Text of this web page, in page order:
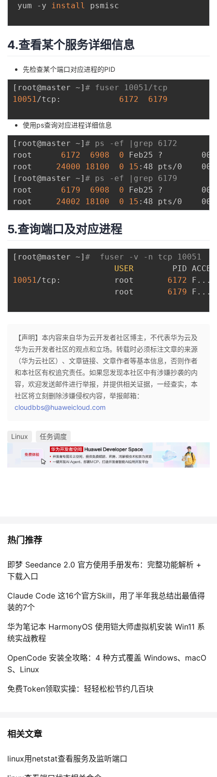
yum -y install psmisc
4.查看某个服务详细信息
先检查某个端口对应进程的PID
[ root@master ~] # fuser 10051/tcp
10051/tcp: 6172 6179
使用ps查询对应进程详细信息
[ root@master ~] # ps -ef |grep 6172
root 6172 6908 0 Feb25 ?
root 24000 18100 0 15 :48 pts/0
[ root@master ~] # ps -ef |grep 6179
root 6179 6908 0 Feb25 ?
root 24002 18100 0 15 :48 pts/0
5.查询端口及对应进程
[ root@master ~] #  fuser -v -n tcp 10051
USER
10051/tcp:           root 6172 F .. ..
                     root
6179 F .. ..
【声明】本内容来自华为云开发者社区博主，不代表华为云及
华为云开发者社区的观点和立场。转载时必须标注文章的来源
（华为云社区）、文章链接、文章作者等基本信息，否则作者
和本社区有权追究责任。如果您发现本社区中有涉嫌抄袭的内
容，欢迎发送邮件进行举报，并提供相关证据，一经查实，本
社区将立刻删除涉嫌侵权内容，举报邮箱：
cloudbbs@huaweicloud.com
Linux 任务调度
热门推荐
即梦 Seedance 2.0 官方使用手册发布：完整功能解析 +
下载入口
Claude Code 这16个官方Skill，用了半年我总结出最值得
装的7个
华为笔记本 HarmonyOS 使用铠大师虚拟机安装 Win11 系
统实战教程
OpenCode 安装全攻略：4 种方式覆盖 Windows、macO
S、Linux
免费Token领取实操：轻轻松松节约几百块
相关文章
linux用netstat查看服务及监听端口